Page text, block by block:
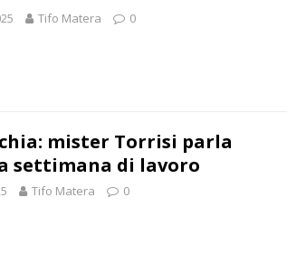
Tifo Matera 0
mister Torrisi parla
settimana di lavoro
Tifo Matera 0